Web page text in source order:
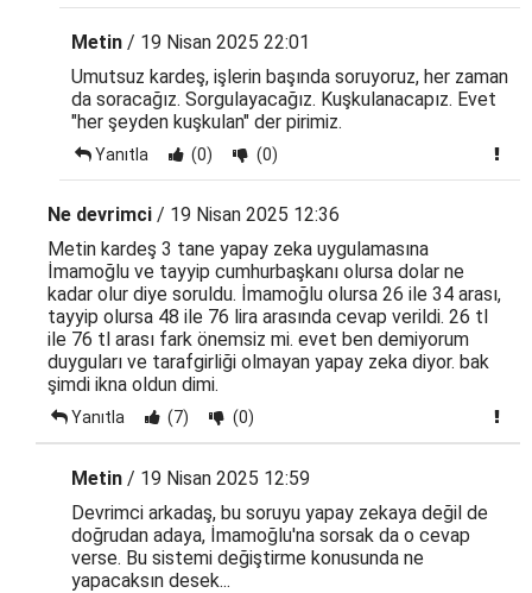
Metin / 19 Nisan 2025 22:01
Umutsuz kardeş, işlerin başında soruyoruz, her zaman
da soracağız. Sorgulayacağız. Kuşkulanacapız. Evet
"her şeyden kuşkulan" der pirimiz.
Yanıtla (0) (0)
Ne devrimci / 19 Nisan 2025 12:36
Metin kardeş 3 tane yapay zeka uygulamasına
İmamoğlu ve tayyip cumhurbaşkanı olursa dolar ne
kadar olur diye soruldu. İmamoğlu olursa 26 ile 34 arası,
tayyip olursa 48 ile 76 lira arasında cevap verildi. 26 tl
ile 76 tl arası fark önemsiz mi. evet ben demiyorum
duyguları ve tarafgirliği olmayan yapay zeka diyor. bak
şimdi ikna oldun dimi.
Yanıtla (7) (0)
Metin / 19 Nisan 2025 12:59
Devrimci arkadaş, bu soruyu yapay zekaya değil de
doğrudan adaya, İmamoğlu'na sorsak da o cevap
verse. Bu sistemi değiştirme konusunda ne
yapacaksın desek...